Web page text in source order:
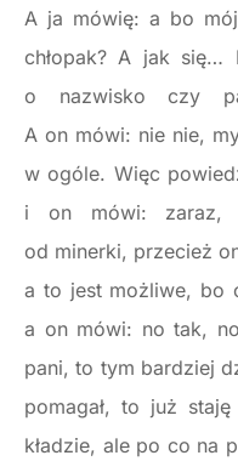
A ja mówię: a bo
chłopak? A jak
o nazwisko czy
A on mówi: nie nie,
w ogóle. Więc
i on mówi: zaraz,
od minerki, przecież
a to jest możliwe, bo
a on mówi: no tak,
pani, to tym bardziej
pomagał, to już
kładzie, ale po co na